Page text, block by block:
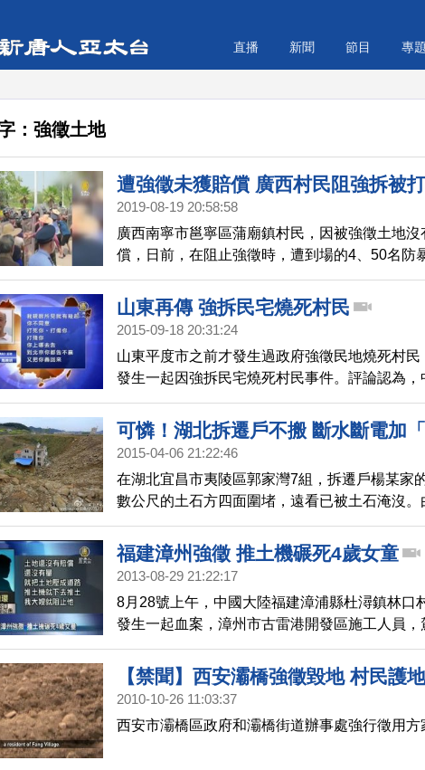
直播 新聞 節目 專題
：強徵土地
遭強徵未獲賠償 廣西村民阻強拆被
2019-08-19 20:58:58
廣西南寧市邕寧區蒲廟鎮村民，因被強徵土地
償，日前，在阻止強徵時，遭到場的4、50名防
造成至少3名村民被打傷。
山東再傳 強拆民宅燒死村民
2015-09-18 20:31:24
山東平度市之前才發生過政府強徵民地燒死村民
發生一起因強拆民宅燒死村民事件。評論認為
始作甬者。
可憐！湖北拆遷戶不搬 斷水斷電加「
2015-04-06 21:22:46
在湖北宜昌市夷陵區郭家灣7組，拆遷戶楊某家
數公尺的土石方四面圍堵，遠看已被土石淹沒
村委未就拆遷補償問題達成一致，導致被斷水
福建漳州強徵 推土機碾死4歲女童
2013-08-29 21:22:17
8月28號上午，中國大陸福建漳浦縣杜潯鎮林口
發生一起血案，漳州市古雷港開發區施工人員
女童活活碾死。據當地民眾網上爆料說，命案
然說：「女孩不要緊，徵地更重要！」
【禁聞】西安灞橋強徵毀地 村民護
2010-10-26 11:03:37
西安市灞橋區政府和灞橋街道辦事處強行徵用方